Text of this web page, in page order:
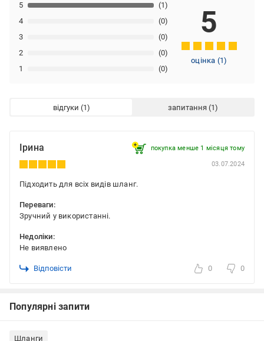
1 (0)
2 (0)
3 (0)
4 (0)
5 (1)
5
оцінка (1)
відгуки запитання
Ірина покупка менше 1 місяця томy
03.07.2024
Підходить для всіх видів шланг.
Переваги:
Зручний у використанні.
Недоліки:
Не виявлено
Відповісти 0 0
Популярні запити
Шланги